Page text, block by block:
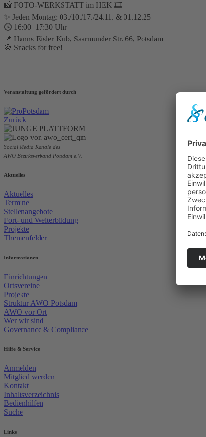
📸 FOTO-WERKSTATT im HEK 🎞️
✨ Jeden Montag: 03./10./17./24.11. & 01.12.25
🕓 16:00–17:30 Uhr
📍 Hanns-Eisler-Kub, Saarmunder Str. 66, Potsdam
🍪 Snacks for free!
Veranstaltung gefördert durch
Zurück
Social Media Kanäle des
AWO Bezirksverband Potsdam e.V.
Aktuelles
Aktuelles
Termine
Stellenangebote
Fort- und Weiterbildung
Projekte
Themenfelder
Informationen
Einrichtungen
Ortsvereine
Projekte
Struktur AWO Potsdam
AWO vor Ort
Wer wir sind
Governance & Compliance
Hilfe & Service
Anmelden
Mitglied werden
Kontakt
Inhaltsverzeichnis
Bedienhilfen
Suche
Links